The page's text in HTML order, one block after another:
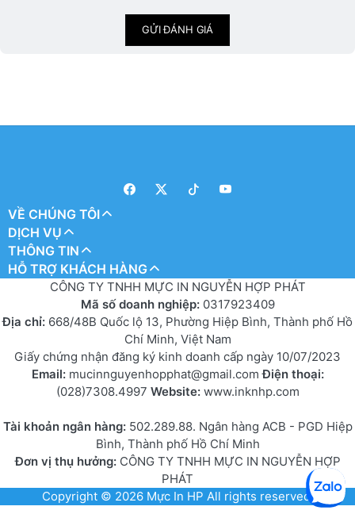
GỬI ĐÁNH GIÁ
VỀ CHÚNG TÔI
DỊCH VỤ
THÔNG TIN
HỖ TRỢ KHÁCH HÀNG
CÔNG TY TNHH MỰC IN NGUYỄN HỢP PHÁT
Mã số doanh nghiệp: 0317923409
Địa chỉ: 668/48B Quốc lộ 13, Phường Hiệp Bình, Thành phố Hồ
Chí Minh, Việt Nam
Giấy chứng nhận đăng ký kinh doanh cấp ngày 10/07/2023
Email: mucinnguyenhopphat@gmail.comĐiện thoại:
(028)7308.4997 Website: www.inknhp.com
Tài khoản ngân hàng: 502.289.88. Ngân hàng ACB - PGD Hiệp
Bình, Thành phố Hồ Chí Minh
Đơn vị thụ hưởng:CÔNG TY TNHH MỰC IN NGUYỄN HỢP
PHÁT
Copyright © 2026 Mực In HP All rights reserved.